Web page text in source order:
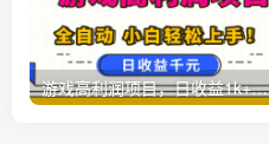
游戏高利润项目，日收益1k+，全自动，无需值守，解放双手，小白轻松上手【揭秘】